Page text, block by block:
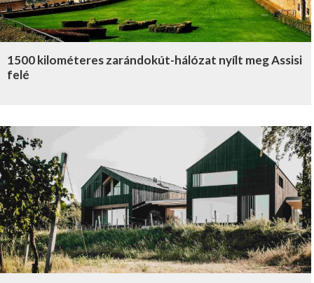
1500 kilométeres zarándokút-hálózat nyílt meg Assisi
felé